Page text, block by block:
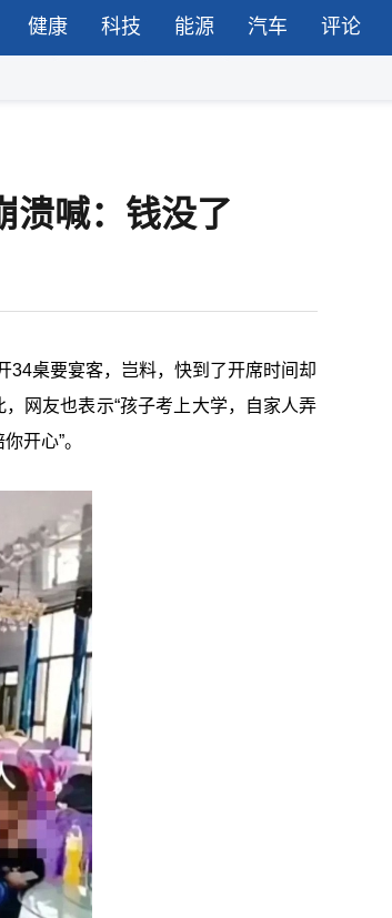
健康 科技 能源 汽车 评论
溃喊：钱没了
34桌要宴客，岂料，快到了开席时间却
网友也表示“孩子考上大学，自家人弄
开心”。